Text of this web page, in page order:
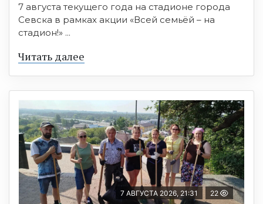
7 августа текущего года на стадионе города
Севска в рамках акции «Всей семьёй – на
стадион!» ...
Читать далее
7 АВГУСТА 2026, 21:31 22